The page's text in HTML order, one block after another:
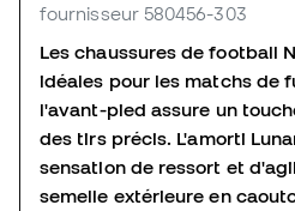
fournisseur 580456-303
Les chaussures de football
idéales pour les matchs de
l'avant-pied assure un
des tirs précis. L'amorti
sensation de ressort et
semelle extérieure en